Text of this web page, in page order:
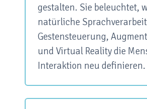
gestalten. Sie beleuchtet,
natürliche
Gestensteuerung,
und Virtual Reality die
Interaktion neu definieren.